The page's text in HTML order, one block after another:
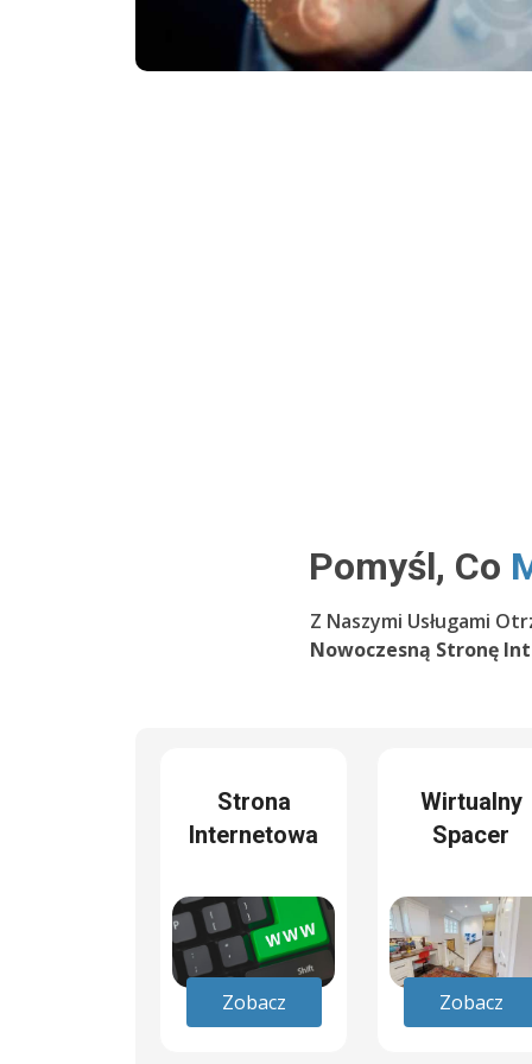
Pomyśl, Co
Z Naszymi Usługami
Nowoczesną Stronę
Strona
Internetowa
Zobacz
Wirtualny
Spacer
Zobacz